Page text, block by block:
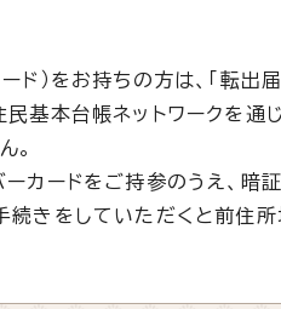
）をお持ちの方は、「転出
基本台帳ネットワークを
。
カードをご持参のうえ、暗
きをしていただくと前住